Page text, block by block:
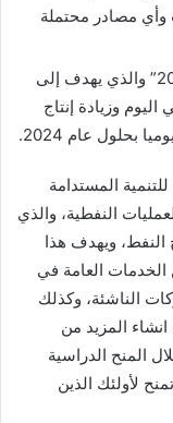
وأي مصادر محتملة
إطلاق البرنامج الوطني “2.1 بحلول 2024” والذي يهدف إلى
برميل في اليوم وزيادة إنتاج
المستدامة
النفطية، والذي
النفط، ويهدف هذا
الخدمات العامة في
الناشئة، وكذلك
المزيد من
المنح الدراسية
لأولئك الذين